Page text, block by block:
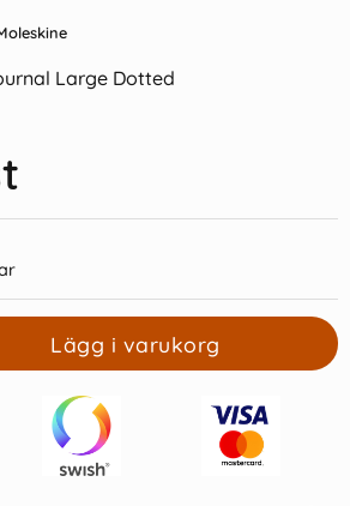
Large Dotted
Lägg i varukorg